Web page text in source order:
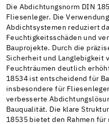
Die Abdichtungsnorm DIN
Fliesenleger. Die
Abdichtsystemen reduziert
Feuchtigkeitsschäden und
Bauprojekte. Durch die
Sicherheit und Langlebigkeit
Feuchträumen deutlich
18534 ist entscheidend für
insbesondere für
verbesserte
Bauqualität. Die klare
18535 bietet den Rahmen für